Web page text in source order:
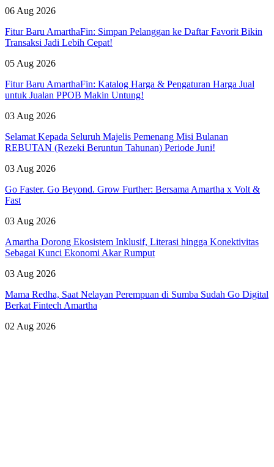
06 Aug 2026
Fitur Baru AmarthaFin: Simpan Pelanggan ke Daftar Favorit Bikin
Transaksi Jadi Lebih Cepat!
05 Aug 2026
Fitur Baru AmarthaFin: Katalog Harga & Pengaturan Harga Jual
untuk Jualan PPOB Makin Untung!
03 Aug 2026
Selamat Kepada Seluruh Majelis Pemenang Misi Bulanan
REBUTAN (Rezeki Beruntun Tahunan) Periode Juni!
03 Aug 2026
Go Faster. Go Beyond. Grow Further: Bersama Amartha x Volt &
Fast
03 Aug 2026
Amartha Dorong Ekosistem Inklusif, Literasi hingga Konektivitas
Sebagai Kunci Ekonomi Akar Rumput
03 Aug 2026
Mama Redha, Saat Nelayan Perempuan di Sumba Sudah Go Digital
Berkat Fintech Amartha
02 Aug 2026